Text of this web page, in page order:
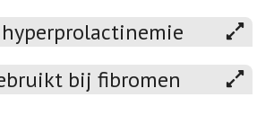
bij fibromen